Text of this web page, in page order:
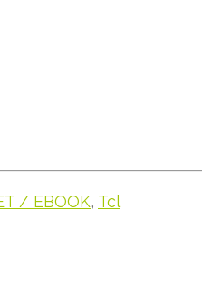
/ EBOOK, Tcl